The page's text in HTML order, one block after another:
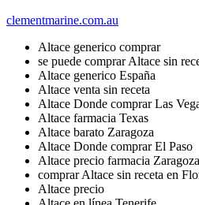
clementmarine.com.au
Altace generico comprar
se puede comprar Altace sin
Altace generico España
Altace venta sin receta
Altace Donde comprar Las
Altace farmacia Texas
Altace barato Zaragoza
Altace Donde comprar El Paso
Altace precio farmacia Zaragoza
comprar Altace sin receta en
Altace precio